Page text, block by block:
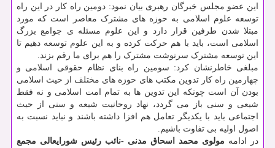
این عضو مجلس خبرگان رهبری بیان نمود: دومین راه کار در این راه
توسعه علوم اسلامی به حوزه های مشترک معاصر است که مورد
مبتلا شدن طرفین قرار دارد و این علوم مسئله ی جوامع بزرگ
اسلامی است، باید با هم حرکت کرده و به این علوم توسعه دهیم تا
این توسعه مشترک سرنوشت مشترک را هم برای ما رقم بزند.
مبلغی خاطرنشان کرد: سومین راه بنای نظام حقوقی اسلامی و
چهارمین راه کار تدوین مکتب های حوزه های مختلف از حیث اسلامی
بودن آن است چونکه این تدوین ها به تمام امت اسلامی و نه فقط
شیعی و سنی باز می گردد، نهاد روحانیت شیعه و سنی از حیث
اجتماعی باید با یکدیگر تعامل هم افزا داشته باشند و نباید نسبت به
اصول اولیه بی تفاوت باشیم.
در ادامه مولوی محمد اسحاق مدنی -نائب رئیس شورایعالی مجمع